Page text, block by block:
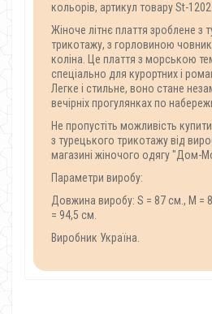
кольорів, артикул товару St-1202
Жіноче літнє плаття зроблене з
трикотажу, з горловиною
коліна. Це плаття з морською
спеціально для курортних і
Легке і стильне, воно стане
вечірніх прогулянках по
Не пропустіть можливість
з турецького трикотажу від
магазині жіночого одягу "Дом-
Параметри виробу:
Довжина виробу: S = 87 см., M =
= 94,5 см.
Виробник Україна.